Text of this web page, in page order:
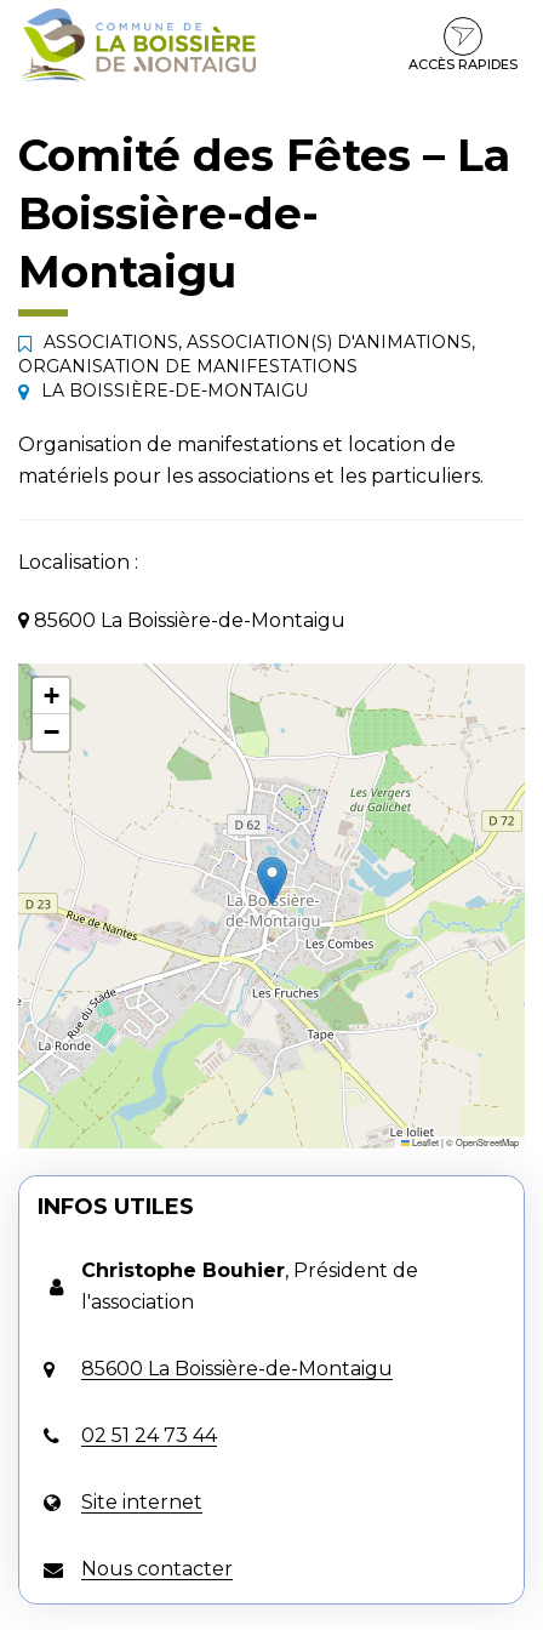
Gestion des traceurs
Aller
Aller
contenu
Aller
pied
ACCÈS RAPIDES
Comité des Fêtes – La
Boissière-de-
Montaigu
ASSOCIATIONS, ASSOCIATION(S) D'ANIMATIONS,
ORGANISATION DE MANIFESTATIONS
LA BOISSIÈRE-DE-MONTAIGU
Organisation de manifestations et location de
matériels pour les associations et les particuliers.
Localisation :
85600 La Boissière-de-Montaigu
+
−
Leaflet|©OpenStreetMap
INFOS UTILES
Christophe Bouhier, Président de
l'association
85600 La Boissière-de-Montaigu
02 51 24 73 44
Site internet
Nous contacter